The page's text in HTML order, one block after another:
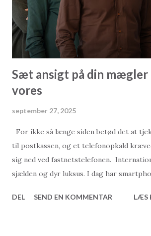
84 km hovedvej, 38 km tilkørselsveje, 8
viadukter, der alle er bygget til
km/t. Ud over tidsbesparelsen
blive en katalysator for regional
forbind...
Sæt ansigt på din mægler
vores
september 27, 2025
For ikke så længe siden betød det at
til postkassen, og et telefonopkald
sig ned ved fastnetstelefonen.
sjælden og dyr luksus. I dag har
kommunikerer på. Nu kan du uden
DEL SEND EN KOMMENTAR LÆS